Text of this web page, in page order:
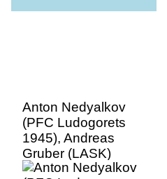
Anton Nedyalkov
(PFC Ludogorets
1945), Andreas
Gruber (LASK)
Fussball, Europa